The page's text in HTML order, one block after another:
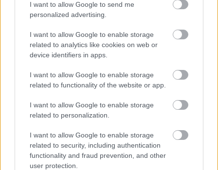
I want to allow Google to send me
personalized advertising.
I want to allow Google to enable storage
related to analytics like cookies on web or
device identifiers in apps.
I want to allow Google to enable storage
related to functionality of the website or app.
I want to allow Google to enable storage
related to personalization.
I want to allow Google to enable storage
related to security, including authentication
functionality and fraud prevention, and other
user protection.
Megosztás
Itt állíthatod be
glamour.hu cikkeit